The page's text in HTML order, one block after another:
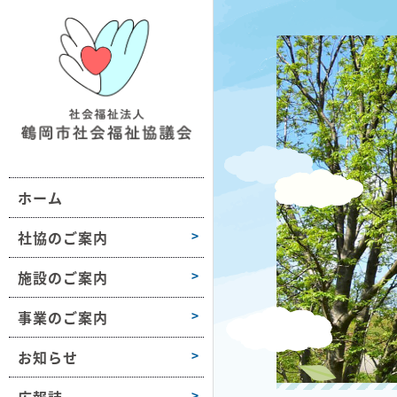
ホーム
社協のご案内
社協について
織図・沿革
施設のご案内
1学区
3学区
4学区
5学区
山
浦
事業のご案内
域の福祉活動支援
ランティア活動支援
齢者や障害のある方への支援
護保険サービス
がい福祉サービス
金活動
お知らせ
業所情報
種様式
ラセンだより